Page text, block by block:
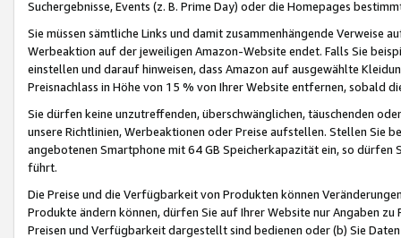
Suchergebnisse, Events (z. B. Prime Day) oder die Homepages
Sie müssen sämtliche Links und damit zusammenhängende
Werbeaktion auf der jeweiligen Amazon-Website endet. Falls Sie
einstellen und darauf hinweisen, dass Amazon auf ausgewählte
Preisnachlass in Höhe von 15 % von Ihrer Website entfernen, sobald
Sie dürfen keine unzutreffenden, überschwänglichen, täuschenden
unsere Richtlinien, Werbeaktionen oder Preise aufstellen. Stellen Sie
angebotenen Smartphone mit 64 GB Speicherkapazität ein, so dürfen
führt.
Die Preise und die Verfügbarkeit von Produkten können
Produkte ändern können, dürfen Sie auf Ihrer Website nur Angaben
Preisen und Verfügbarkeit dargestellt sind bedienen oder (b) Sie